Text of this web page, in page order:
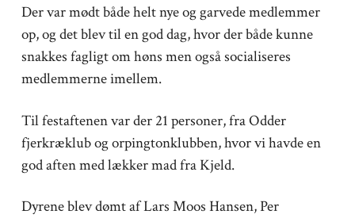
Der var mødt både helt nye og garvede medlemmer
op, og det blev til en god dag, hvor der både kunne
snakkes fagligt om høns men også socialiseres
medlemmerne imellem.
Til festaftenen var der 21 personer, fra Odder
fjerkræklub og orpingtonklubben, hvor vi havde en
god aften med lækker mad fra Kjeld.
Dyrene blev dømt af Lars Moos Hansen, Per